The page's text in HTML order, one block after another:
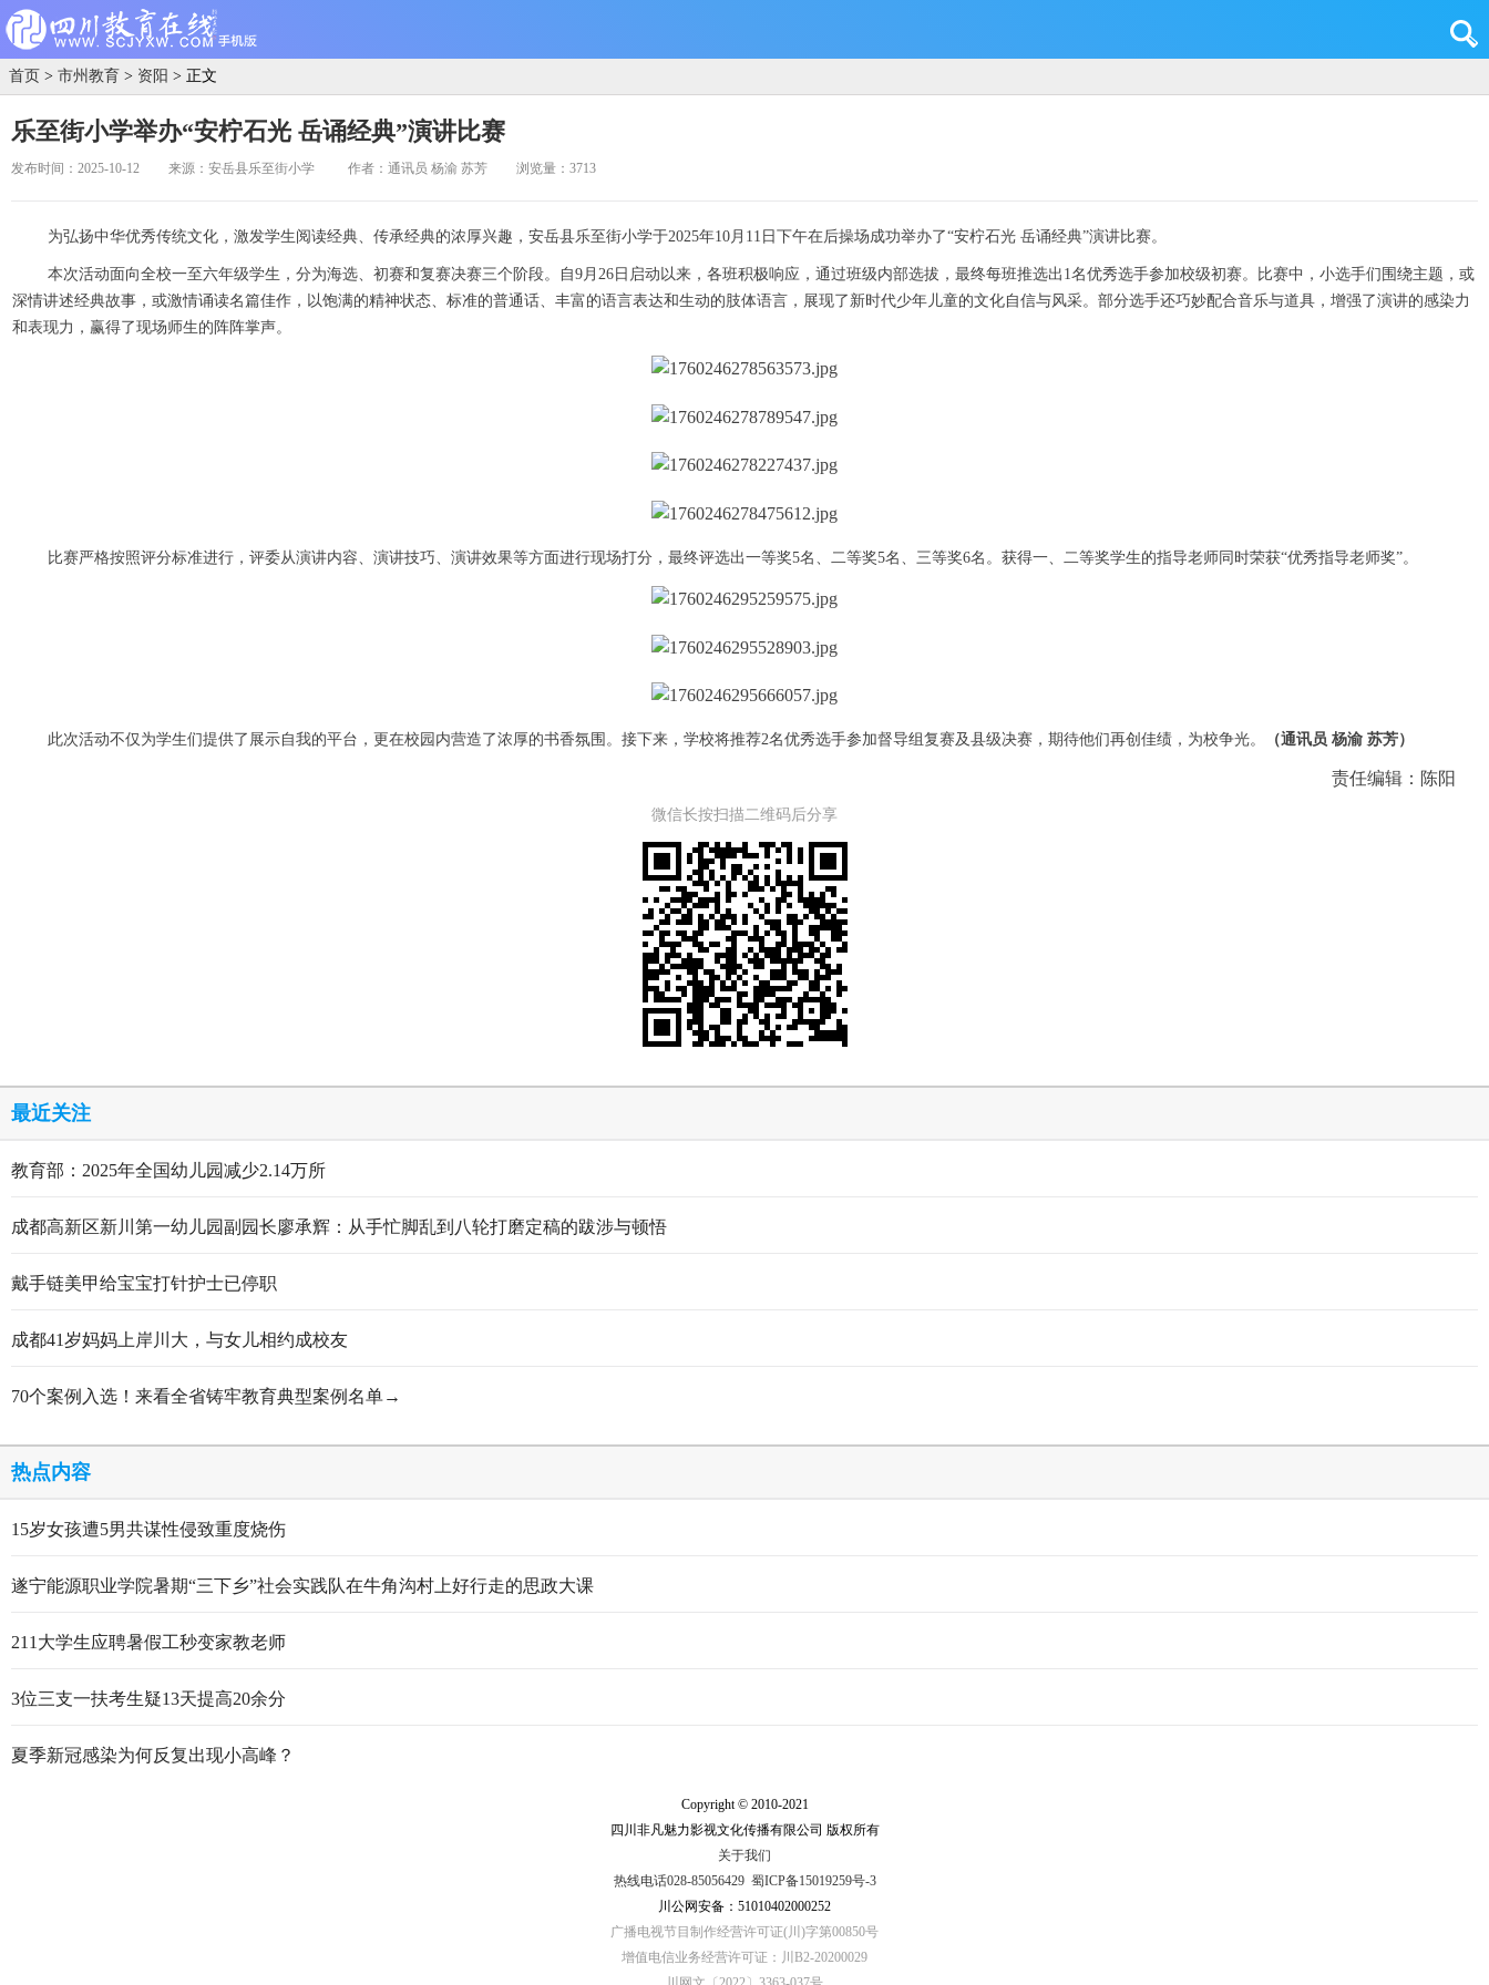
首页 > 市州教育 > 资阳 > 正文
乐至街小学举办“安柠石光 岳诵经典”演讲比赛
发布时间：2025-10-12 来源：安岳县乐至街小学 作者：通讯员 杨渝 苏芳 浏览量：3713
为弘扬中华优秀传统文化，激发学生阅读经典、传承经典的浓厚兴趣，安岳县乐至街小学于2025年10月11日下午在后操场成功举办了“安柠石光 岳诵经典”演讲比赛。
本次活动面向全校一至六年级学生，分为海选、初赛和复赛决赛三个阶段。自9月26日启动以来，各班积极响应，通过班级内部选拔，最终每班推选出1名优秀选手参加校级初赛。比赛中，小选手们围绕主题，或
深情讲述经典故事，或激情诵读名篇佳作，以饱满的精神状态、标准的普通话、丰富的语言表达和生动的肢体语言，展现了新时代少年儿童的文化自信与风采。部分选手还巧妙配合音乐与道具，增强了演讲的感染力
和表现力，赢得了现场师生的阵阵掌声。
比赛严格按照评分标准进行，评委从演讲内容、演讲技巧、演讲效果等方面进行现场打分，最终评选出一等奖5名、二等奖5名、三等奖6名。获得一、二等奖学生的指导老师同时荣获“优秀指导老师奖”。
此次活动不仅为学生们提供了展示自我的平台，更在校园内营造了浓厚的书香氛围。接下来，学校将推荐2名优秀选手参加督导组复赛及县级决赛，期待他们再创佳绩，为校争光。 （通讯员 杨渝 苏芳）
责任编辑：陈阳
微信长按扫描二维码后分享
最近关注
教育部：2025年全国幼儿园减少2.14万所
成都高新区新川第一幼儿园副园长廖承辉：从手忙脚乱到八轮打磨定稿的跋涉与顿悟
戴手链美甲给宝宝打针护士已停职
成都41岁妈妈上岸川大，与女儿相约成校友
70个案例入选！来看全省铸牢教育典型案例名单→
热点内容
15岁女孩遭5男共谋性侵致重度烧伤
遂宁能源职业学院暑期“三下乡”社会实践队在牛角沟村上好行走的思政大课
211大学生应聘暑假工秒变家教老师
3位三支一扶考生疑13天提高20余分
夏季新冠感染为何反复出现小高峰？
Copyright © 2010-2021
四川非凡魅力影视文化传播有限公司 版权所有
关于我们
热线电话028-85056429 蜀ICP备15019259号-3
川公网安备：51010402000252
广播电视节目制作经营许可证(川)字第00850号
增值电信业务经营许可证：川B2-20200029